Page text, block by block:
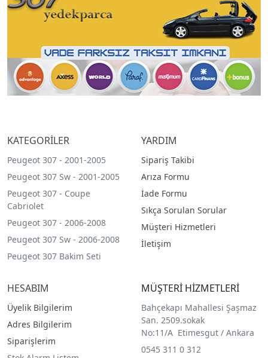
KATEGORİLER
Peugeot 307 - 2001-2005
Peugeot 307 Sw - 2001-2005
Peugeot 307 - Coupe
Cabriolet
Peugeot 307 - 2006-2008
Peugeot 307 Sw - 2006-2008
Peugeot 307 Bakim Seti
YARDIM
Sipariş Takibi
Arıza Formu
İade Formu
Sıkça Sorulan Sorular
Müşteri Hizmetleri
İletişim
HESABIM
Üyelik Bilgilerim
Adres Bilgilerim
Siparişlerim
MÜŞTERİ HİZMETLERİ
Bahçekapı Mahallesi Şaşmaz
San. 2509.sokak
No:11/A Etimesgut / Ankara
0545 311 0 312